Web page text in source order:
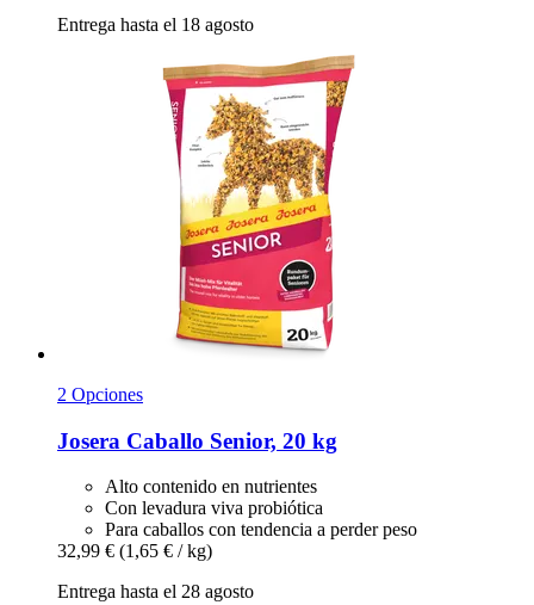
Entrega hasta el 18 agosto
2 Opciones
Josera Caballo Senior, 20 kg
Alto contenido en nutrientes
Con levadura viva probiótica
Para caballos con tendencia a perder peso
32,99 € (1,65 € / kg)
Entrega hasta el 28 agosto